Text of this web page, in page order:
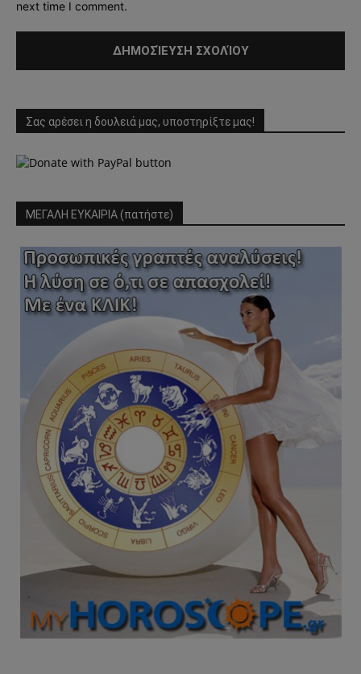
next time I comment.
Σας αρέσει η δουλειά μας, υποστηρίξτε μας!
ΜΕΓΑΛΗ ΕΥΚΑΙΡΙΑ (πατήστε)